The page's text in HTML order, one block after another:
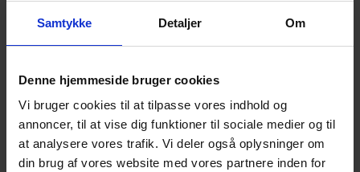
Samtykke Detaljer Om
Denne hjemmeside bruger cookies
Vi bruger cookies til at tilpasse vores indhold og
annoncer, til at vise dig funktioner til sociale medier og til
at analysere vores trafik. Vi deler også oplysninger om
din brug af vores website med vores partnere inden for
sikkerhedshandsker...
Ansell
activarmr 52-
547
Ansell
activarmr
hycron 27-
600